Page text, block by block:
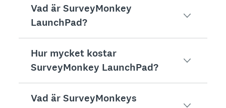
Vad är SurveyMonkey
LaunchPad?
SurveyMonkey LaunchPad är en svit av
Hur mycket kostar
SurveyMonkey LaunchPad?
Vad är SurveyMonkeys